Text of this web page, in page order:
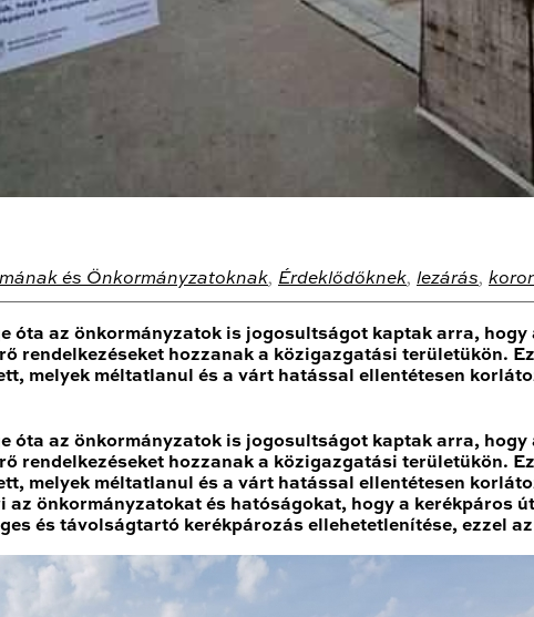
és Önkormányzatoknak, Érdeklődőknek, lezárás,
óta az önkormányzatok is jogosultságot kaptak arra,
rendelkezéseket hozzanak a közigazgatási területükön.
melyek méltatlanul és a várt hatással ellentétesen
óta az önkormányzatok is jogosultságot kaptak arra,
rendelkezéseket hozzanak a közigazgatási területükön.
melyek méltatlanul és a várt hatással ellentétesen
az önkormányzatokat és hatóságokat, hogy a kerékpáros
és távolságtartó kerékpározás ellehetetlenítése, ezzel